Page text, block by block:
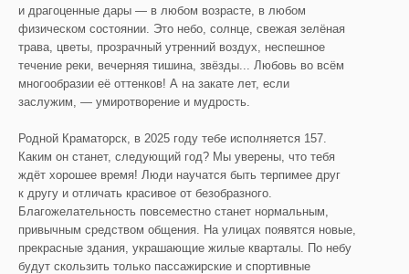
и драгоценные дары — в любом возрасте, в любом
физическом состоянии. Это небо, солнце, свежая зелёная
трава, цветы, прозрачный утренний воздух, неспешное
течение реки, вечерняя тишина, звёзды... Любовь во всём
многообразии её оттенков! А на закате лет, если
заслужим, — умиротворение и мудрость.
Родной Краматорск, в 2025 году тебе исполняется 157.
Каким он станет, следующий год? Мы уверены, что тебя
ждёт хорошее время! Люди научатся быть терпимее друг
к другу и отличать красивое от безобразного.
Благожелательность повсеместно станет нормальным,
привычным средством общения. На улицах появятся новые,
прекрасные здания, украшающие жилые кварталы. По небу
будут скользить только пассажирские и спортивные